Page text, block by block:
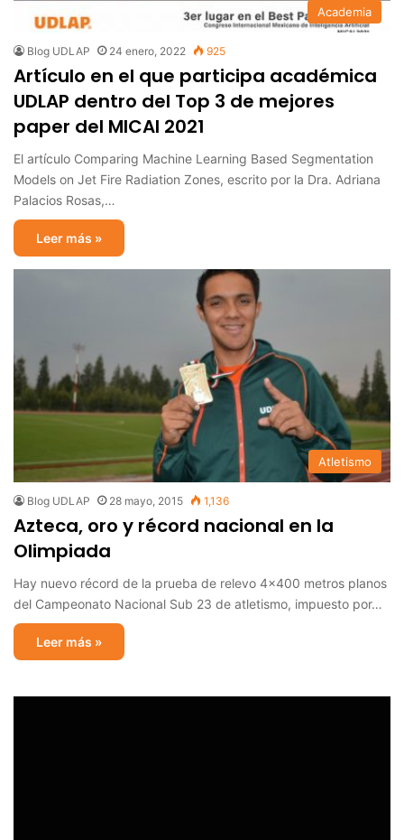
Academia
Blog UDLAP 24 enero, 2022 925
Artículo en el que participa académica
UDLAP dentro del Top 3 de mejores
paper del MICAI 2021
El artículo Comparing Machine Learning Based Segmentation
Models on Jet Fire Radiation Zones, escrito por la Dra. Adriana
Palacios Rosas,…
Leer más »
Atletismo
Blog UDLAP 28 mayo, 2015 1,136
Azteca, oro y récord nacional en la
Olimpiada
Hay nuevo récord de la prueba de relevo 4×400 metros planos
del Campeonato Nacional Sub 23 de atletismo, impuesto por…
Leer más »